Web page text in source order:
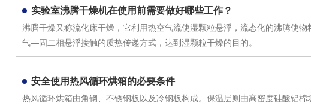
实验室沸腾干燥机在使用前需要做好哪些工作？
沸腾干燥又称流化床干燥，它利用热空气流使湿颗粒悬浮，流态化的沸腾使
气—固二相悬浮接触的质热传递方式，达到湿颗粒干燥的目的。
安全使用热风循环烘箱的必要条件
热风循环烘箱由角钢、不锈钢板以及冷钢板构成。保温层则由高密度硅酸铝